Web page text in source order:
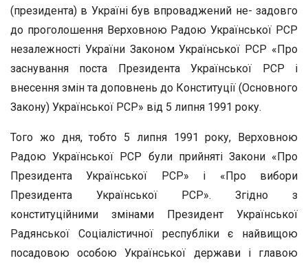
(президента) в Україні був впроваджений не- задовго
до проголошення Верховною Радою Української РСР
незалежності України Законом Української РСР «Про
заснування поста Президента Української РСР і
внесення змін та доповнень до Конституції (Основного
Закону) Української РСР» від 5 липня 1991 року.
Того жо дня, тобто 5 липня 1991 року, Верховною
Радою Української РСР були прийняті Закони «Про
Президента Української РСР» і «Про вибори
Президента Української РСР». Згідно з
конституційними змінами Президент Української
Радянської Соціалістичної республіки є найвищою
посадовою особою Української держави і главою